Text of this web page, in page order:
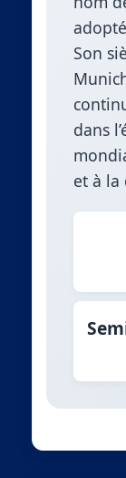
Son
dans
et à la